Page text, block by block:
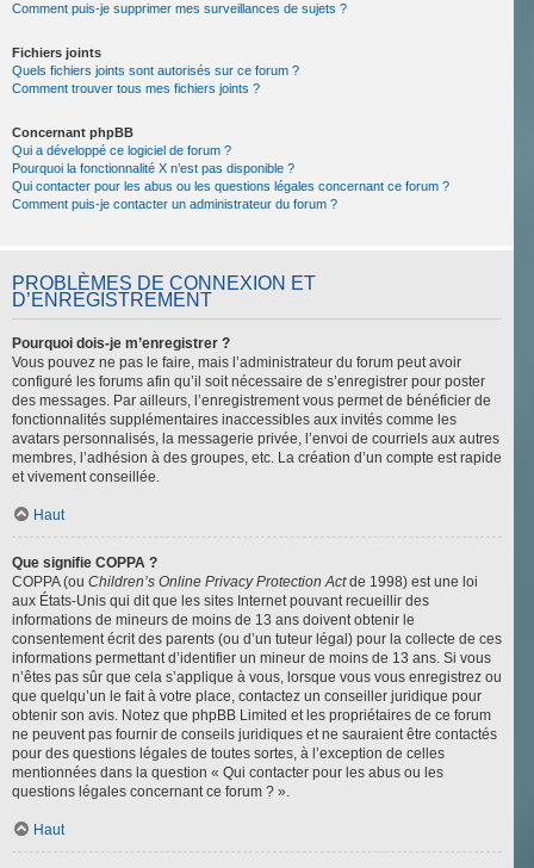
Comment puis-je supprimer mes surveillances de sujets ?
Fichiers joints
Quels fichiers joints sont autorisés sur ce forum ?
Comment trouver tous mes fichiers joints ?
Concernant phpBB
Qui a développé ce logiciel de forum ?
Pourquoi la fonctionnalité X n’est pas disponible ?
Qui contacter pour les abus ou les questions légales concernant ce forum ?
Comment puis-je contacter un administrateur du forum ?
PROBLÈMES DE CONNEXION ET
D’ENREGISTREMENT
Pourquoi dois-je m’enregistrer ?
Vous pouvez ne pas le faire, mais l’administrateur du forum peut avoir
configuré les forums afin qu’il soit nécessaire de s’enregistrer pour poster
des messages. Par ailleurs, l’enregistrement vous permet de bénéficier de
fonctionnalités supplémentaires inaccessibles aux invités comme les
avatars personnalisés, la messagerie privée, l’envoi de courriels aux autres
membres, l’adhésion à des groupes, etc. La création d’un compte est rapide
et vivement conseillée.
Haut
Que signifie COPPA ?
COPPA (ou Children’s Online Privacy Protection Actde 1998) est une loi
aux États-Unis qui dit que les sites Internet pouvant recueillir des
informations de mineurs de moins de 13 ans doivent obtenir le
consentement écrit des parents (ou d’un tuteur légal) pour la collecte de ces
informations permettant d’identifier un mineur de moins de 13 ans. Si vous
n’êtes pas sûr que cela s’applique à vous, lorsque vous vous enregistrez ou
que quelqu’un le fait à votre place, contactez un conseiller juridique pour
obtenir son avis. Notez que phpBB Limited et les propriétaires de ce forum
ne peuvent pas fournir de conseils juridiques et ne sauraient être contactés
pour des questions légales de toutes sortes, à l’exception de celles
mentionnées dans la question « Qui contacter pour les abus ou les
questions légales concernant ce forum ? ».
Haut